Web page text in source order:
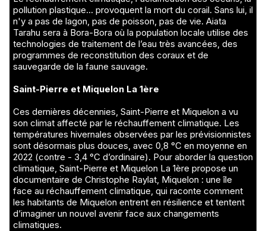
pollution plastique... provoquent la mort du corail. Sans lui, il
n'y a pas de lagon, pas de poisson, pas de vie. Aiata
Tarahu sera à Bora-Bora où la population locale utilise des
technologies de traitement de l’eau très avancées, des
programmes de reconstitution des coraux et de
sauvegarde de la faune sauvage.
Saint-Pierre et Miquelon La 1ère
Ces dernières décennies, Saint-Pierre et Miquelon a vu
son climat affecté par le réchauffement climatique. Les
températures hivernales observées par les prévisionnistes
sont désormais plus douces, avec 0,8 °C en moyenne en
2022 (contre - 3,4 °C d’ordinaire). Pour aborder la question
climatique, Saint-Pierre et Miquelon La 1ère propose un
documentaire de Christophe Raylat, Miquelon : une île
face au réchauffement climatique, qui raconte comment
les habitants de Miquelon entrent en résilience et tentent
d’imaginer un nouvel avenir face aux changements
climatiques.